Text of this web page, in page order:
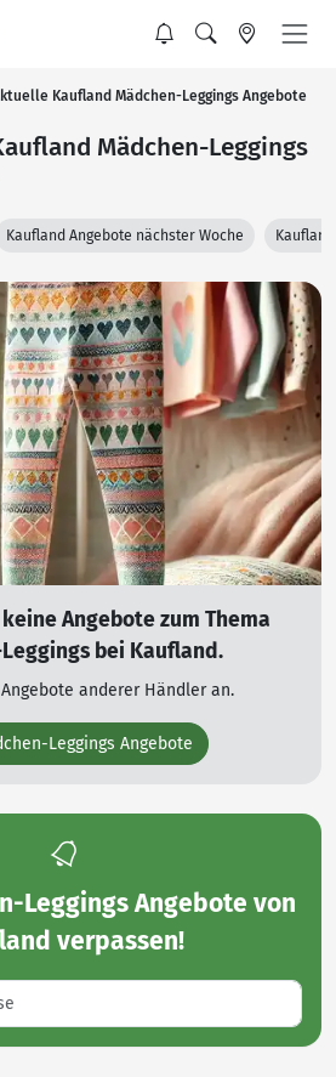
Kaufland Mädchen-Leggings Angebote
Mädchen-Leggings
Kaufland Angebote nächster Woche
Angebote zum Thema
bei Kaufland.
anderer Händler an.
Leggings Angebote
Leggings Angebote von
verpassen!